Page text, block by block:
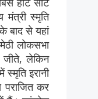
स्मृति
बाद से यहां
लोकसभा
जीते, लेकिन
इरानी
कर